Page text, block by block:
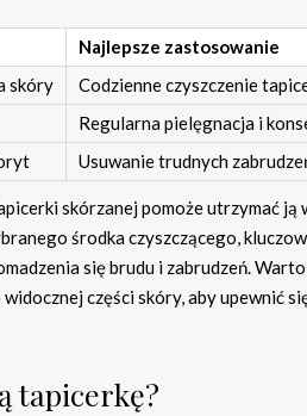
Najlepsze zastosowanie
skóry
Codzienne czyszczenie
Regularna pielęgnacja i
Usuwanie trudnych
skórzanej pomoże utrzymać ją
środka czyszczącego,
się brudu i zabrudzeń.
części skóry, aby upewnić
tapicerkę?